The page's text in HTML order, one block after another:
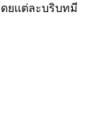
ยแต่ละบริบทมี